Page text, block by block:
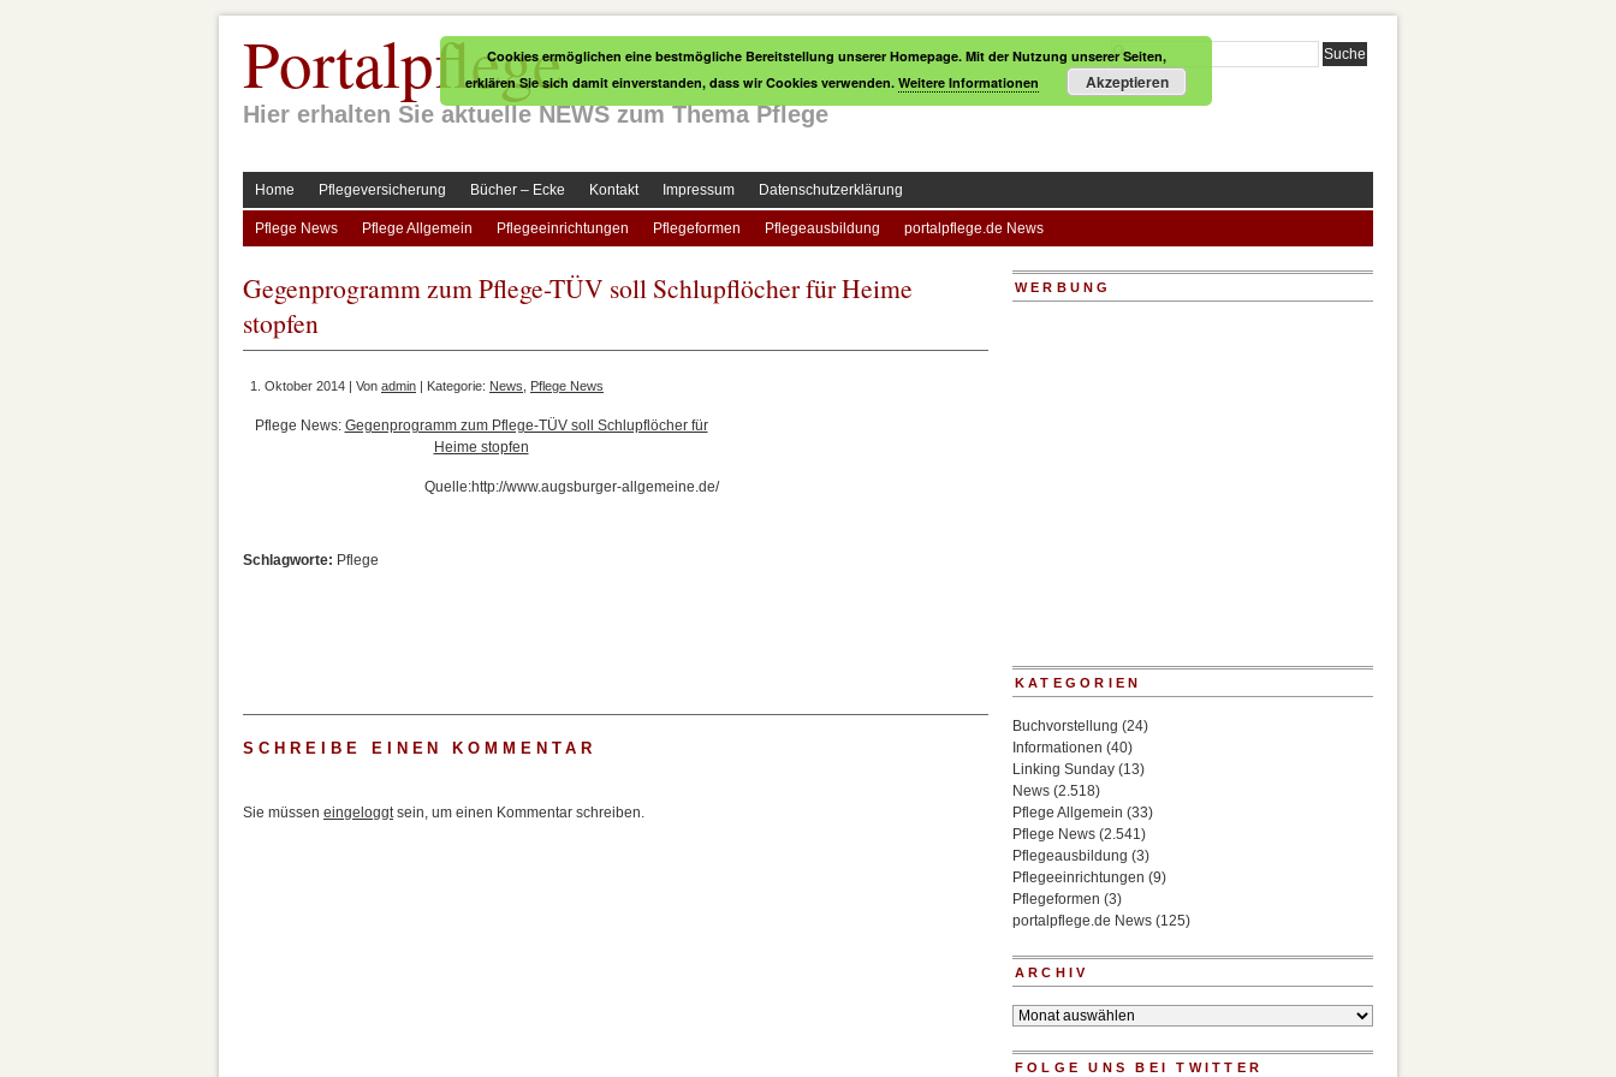
Portalpflege
Hier erhalten Sie aktuelle NEWS zum Thema Pflege
Home Pflegeversicherung Bücher – Ecke Kontakt Impressum Datenschutzerklärung
Pflege News Pflege Allgemein Pflegeeinrichtungen Pflegeformen Pflegeausbildung portalpflege.de News
Gegenprogramm zum Pflege-TÜV soll Schlupflöcher für Heime
stopfen
1. Oktober 2014 | Von admin | Kategorie: News Pflege News
Pflege News: Gegenprogramm zum Pflege-TÜV soll Schlupflöcher für
Heime stopfen
Quelle:http://www.augsburger-allgemeine.de/
Schlagworte: Pflege
SCHREIBE EINEN KOMMENTAR
Sie müssen eingeloggtsein, um einen Kommentar schreiben.
WERBUNG
KATEGORIEN
Buchvorstellung (24)
Informationen (40)
Linking Sunday (13)
News (2.518)
Pflege Allgemein (33)
Pflege News (2.541)
Pflegeausbildung (3)
Pflegeeinrichtungen (9)
Pflegeformen (3)
portalpflege.de News (125)
ARCHIV
Archiv
FOLGE UNS BEI TWITTER
Cookies ermöglichen eine bestmögliche Bereitstellung unserer Homepage. Mit der Nutzung unserer Seiten,
erklären Sie sich damit einverstanden, dass wir Cookies verwenden. Weitere Informationen Akzeptieren